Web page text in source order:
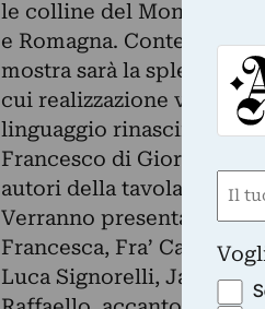
le colline del Montefeltro,
e Romagna. Contenitore
mostra sarà la splendida
cui realizzazione
linguaggio
Francesco di Giorgio
autori della tavola
Verranno presentate
Francesca, Fra’
Luca Signorelli, Jacopo
Nome